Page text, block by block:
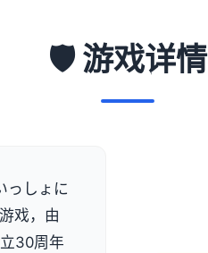
🛡️ 游戏详情
っしょに
戏，由
30周年